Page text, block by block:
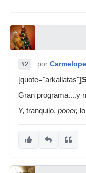
#2 por
[quote="arkallatas"
Gran programa....y
Y, tranquilo, poner,